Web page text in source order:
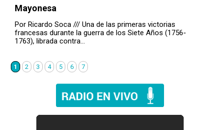
Mayonesa
Por Ricardo Soca /// Una de las primeras victorias
francesas durante la guerra de los Siete Años (1756-
1763), librada contra…
1 2 3 4 5 6 7